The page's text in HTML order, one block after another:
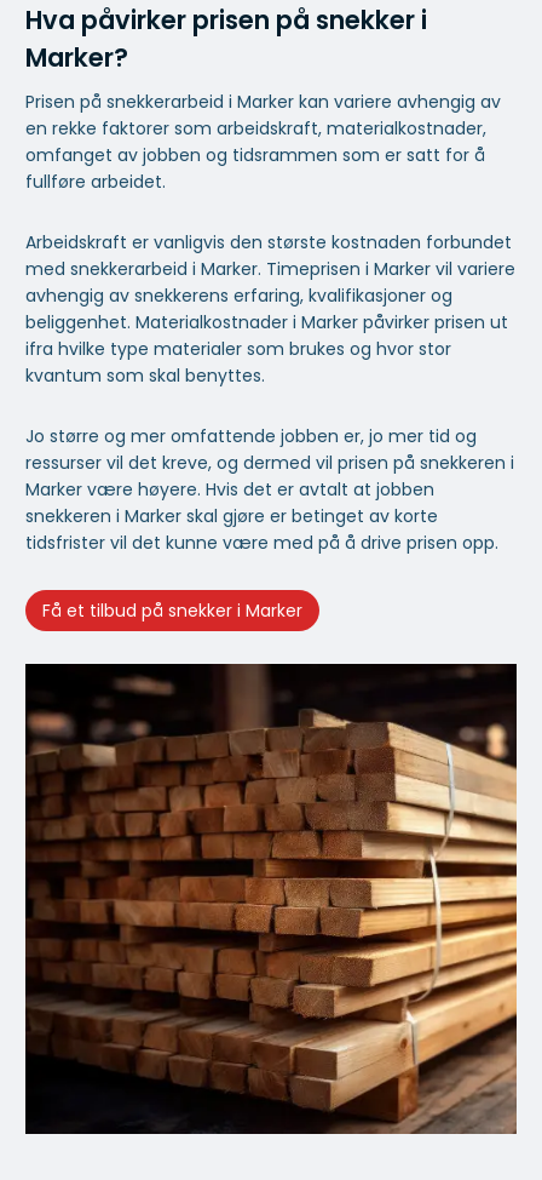
Hva påvirker prisen på snekker i
Marker?
Prisen på snekkerarbeid i Marker kan variere avhengig av
en rekke faktorer som arbeidskraft, materialkostnader,
omfanget av jobben og tidsrammen som er satt for å
fullføre arbeidet.
Arbeidskraft er vanligvis den største kostnaden forbundet
med snekkerarbeid i Marker. Timeprisen i Marker vil variere
avhengig av snekkerens erfaring, kvalifikasjoner og
beliggenhet. Materialkostnader i Marker påvirker prisen ut
ifra hvilke type materialer som brukes og hvor stor
kvantum som skal benyttes.
Jo større og mer omfattende jobben er, jo mer tid og
ressurser vil det kreve, og dermed vil prisen på snekkeren i
Marker være høyere. Hvis det er avtalt at jobben
snekkeren i Marker skal gjøre er betinget av korte
tidsfrister vil det kunne være med på å drive prisen opp.
Få et tilbud på snekker i Marker